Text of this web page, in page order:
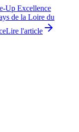
Up Excellence
de la Loire du
Lire l'article